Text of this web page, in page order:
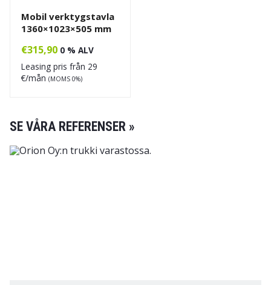
Mobil verktygstavla
1360×1023×505 mm
€315,90 0 % ALV
Leasing pris från 29
€/mån (MOMS 0%)
SE VÅRA REFERENSER »